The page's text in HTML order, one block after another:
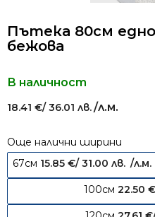
Пътека 80см
бежова
В наличност
18.41 €/ 36.01 лв./л.м.
Още налични ширини
67см 15.85 €/ 31.00 лв. /л.м.
100см 22.50 €